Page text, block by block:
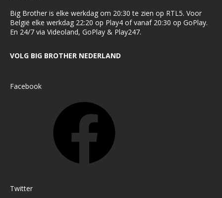
Big Brother is elke werkdag om 20:30 te zien op RTL5. Voor
België elke werkdag 22:20 op Play4 of vanaf 20:30 op GoPlay.
En 24/7 via Videoland, GoPlay & Play247.
VOLG BIG BROTHER NEDERLAND
Facebook
Twitter